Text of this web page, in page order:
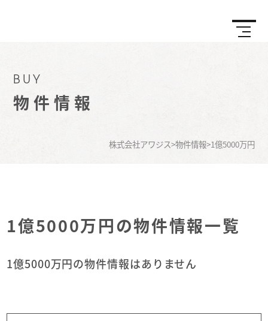
BUY
物件情報
株式会社アワジス>物件情報>1億5000万円
1億5000万円の物件情報一覧
1億5000万円の物件情報はありません